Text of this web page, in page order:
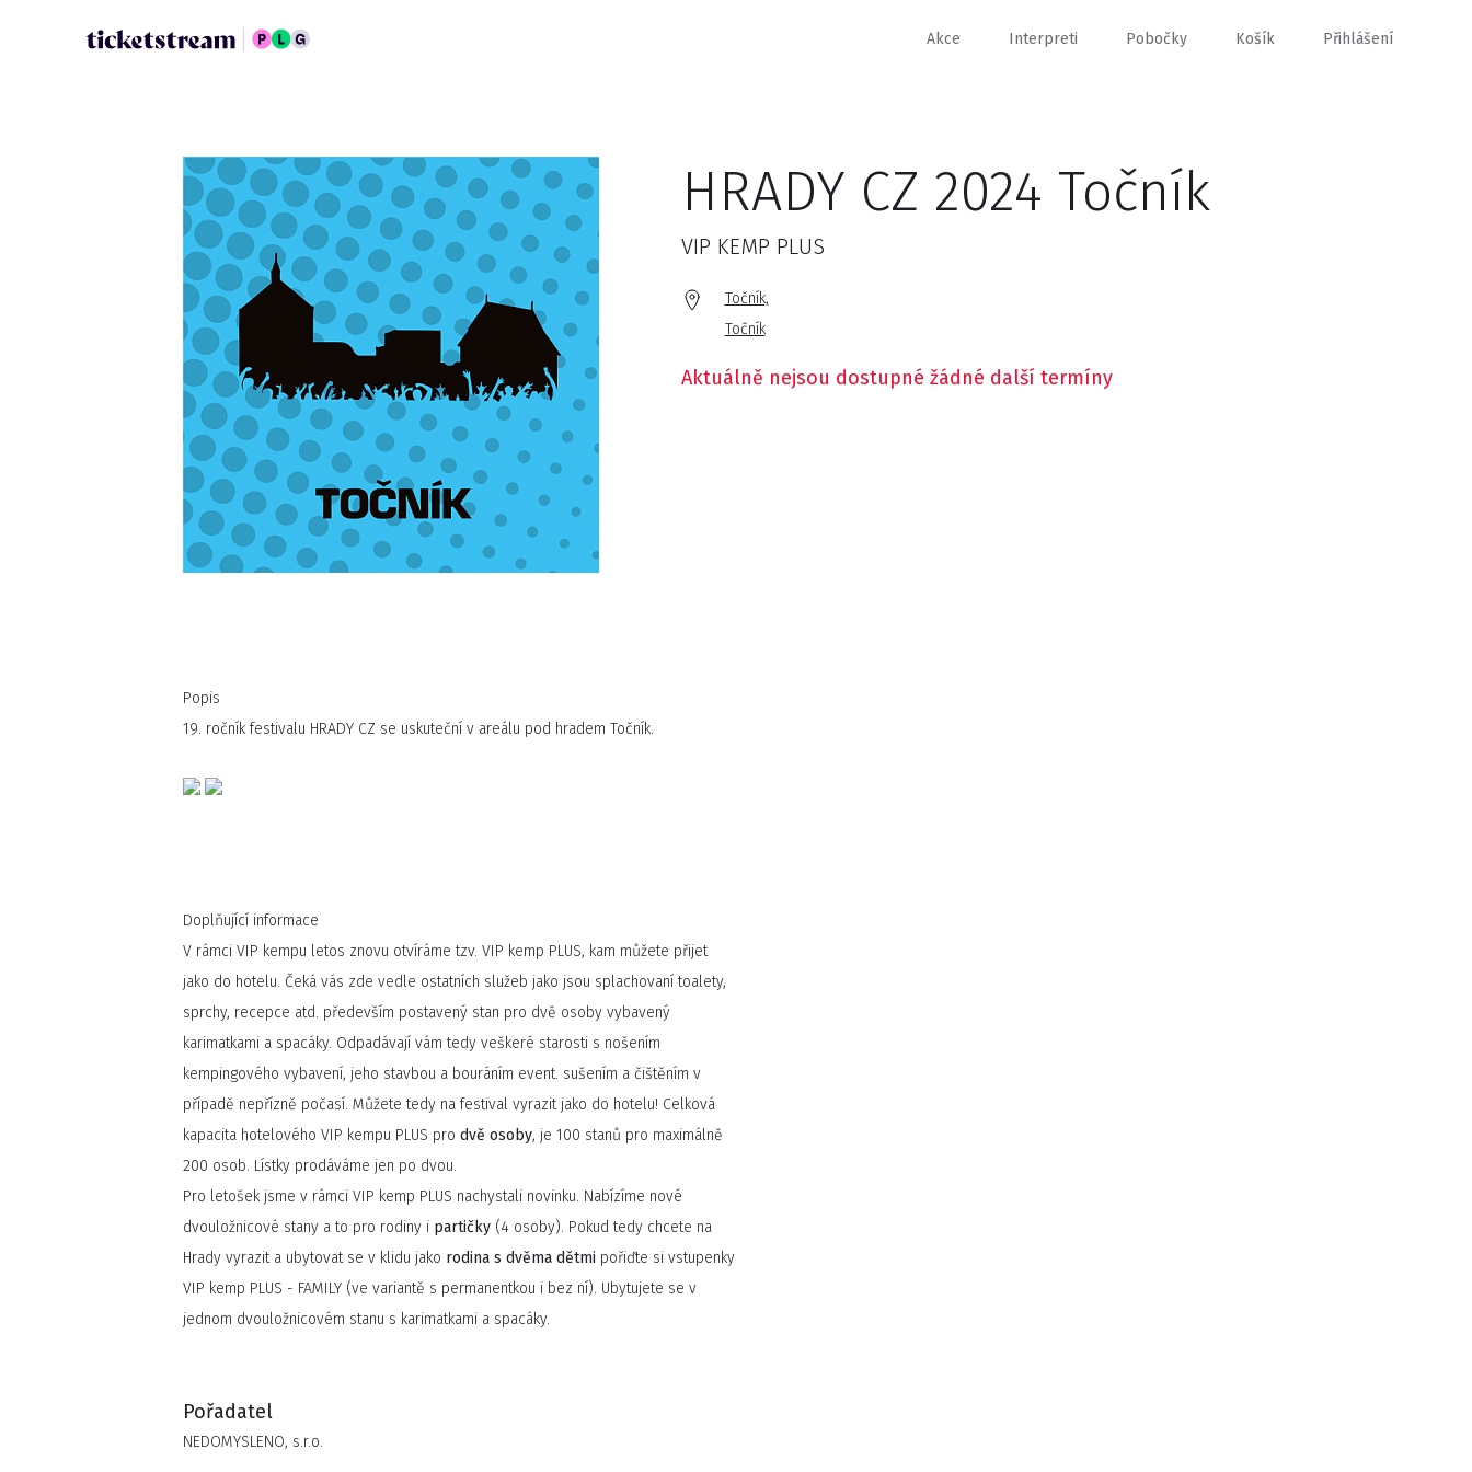
Akce Interpreti Pobočky Košík Přihlášení
HRADY CZ 2024 Točník
VIP KEMP PLUS
Točník,
Točník
Aktuálně nejsou dostupné žádné další termíny
Popis
19. ročník festivalu HRADY CZ se uskuteční v areálu pod hradem Točník.
Doplňující informace
V rámci VIP kempu letos znovu otvíráme tzv. VIP kemp PLUS, kam můžete přijet
jako do hotelu. Čeká vás zde vedle ostatních služeb jako jsou splachovaní toalety,
sprchy, recepce atd. především postavený stan pro dvě osoby vybavený
karimatkami a spacáky. Odpadávají vám tedy veškeré starosti s nošením
kempingového vybavení, jeho stavbou a bouráním event. sušením a čištěním v
případě nepřízně počasí. Můžete tedy na festival vyrazit jako do hotelu! Celková
kapacita hotelového VIP kempu PLUS pro dvě osoby, je 100 stanů pro maximálně
200 osob. Lístky prodáváme jen po dvou.
Pro letošek jsme v rámci VIP kemp PLUS nachystali novinku. Nabízíme nové
dvouložnicové stany a to pro rodiny i partičky (4 osoby). Pokud tedy chcete na
Hrady vyrazit a ubytovat se v klidu jako rodina s dvěma dětmi pořiďte si vstupenky
VIP kemp PLUS - FAMILY (ve variantě s permanentkou i bez ní). Ubytujete se v
jednom dvouložnicovém stanu s karimatkami a spacáky.
Pořadatel
NEDOMYSLENO, s.r.o.